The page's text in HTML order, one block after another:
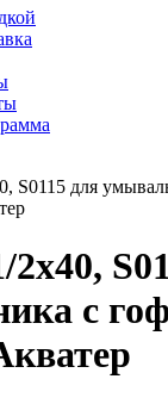
S0115 для
с